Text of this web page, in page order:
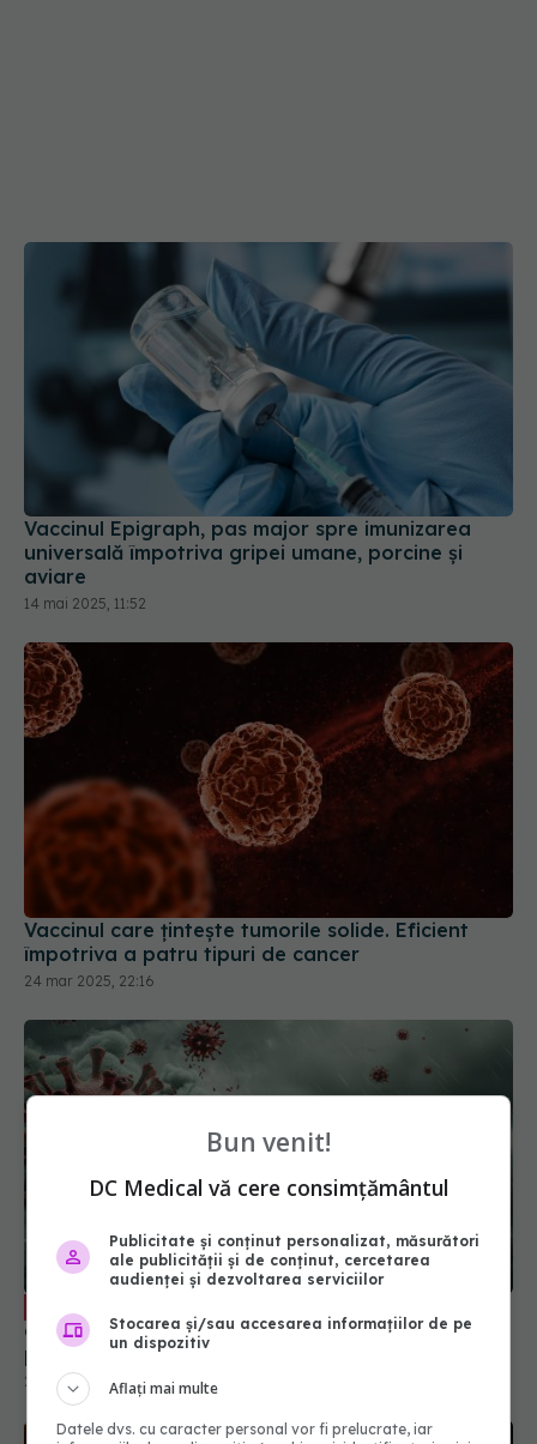
Vaccinul Epigraph, pas major spre imunizarea
universală împotriva gripei umane, porcine și
aviare
14 mai 2025, 11:52
Vaccinul care țintește tumorile solide. Eficient
împotriva a patru tipuri de cancer
24 mar 2025, 22:16
antigripală. Dr. Adrian Marinescu: Trebuie să ne
protejăm
24 oct 2025, 17:26
Bun venit!
DC Medical vă cere consimțământul
Publicitate și conținut personalizat, măsurători
ale publicității și de conținut, cercetarea
audienței și dezvoltarea serviciilor
Stocarea și/sau accesarea informațiilor de pe
un dispozitiv
Aflați mai multe
Datele dvs. cu caracter personal vor fi prelucrate, iar